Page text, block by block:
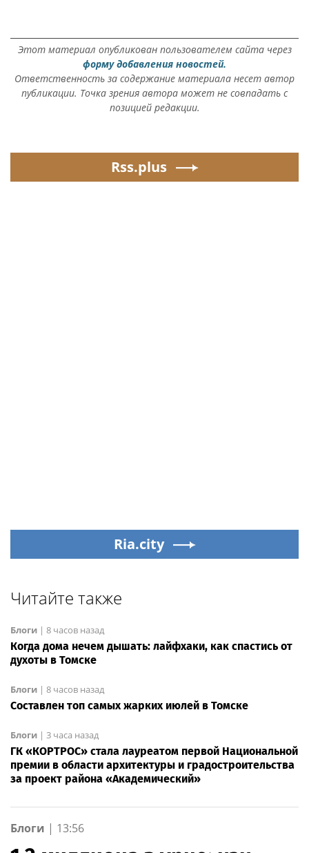
Этот материал опубликован пользователем сайта через
форму добавления новостей.
Ответственность за содержание материала несет автор
публикации. Точка зрения автора может не совпадать с
позицией редакции.
Rss.plus
Ria.city
Читайте также
Блоги | 8 часов назад
Когда дома нечем дышать: лайфхаки, как спастись от
духоты в Томске
Блоги | 8 часов назад
Составлен топ самых жарких июлей в Томске
Блоги | 3 часа назад
ГК «КОРТРОС» стала лауреатом первой Национальной
премии в области архитектуры и градостроительства
за проект района «Академический»
Блоги | 13:56